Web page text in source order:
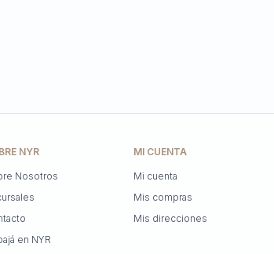
NYR
Nosotros
en NYR
MI CUENTA
Mi cuenta
Mis compras
Mis direcciones